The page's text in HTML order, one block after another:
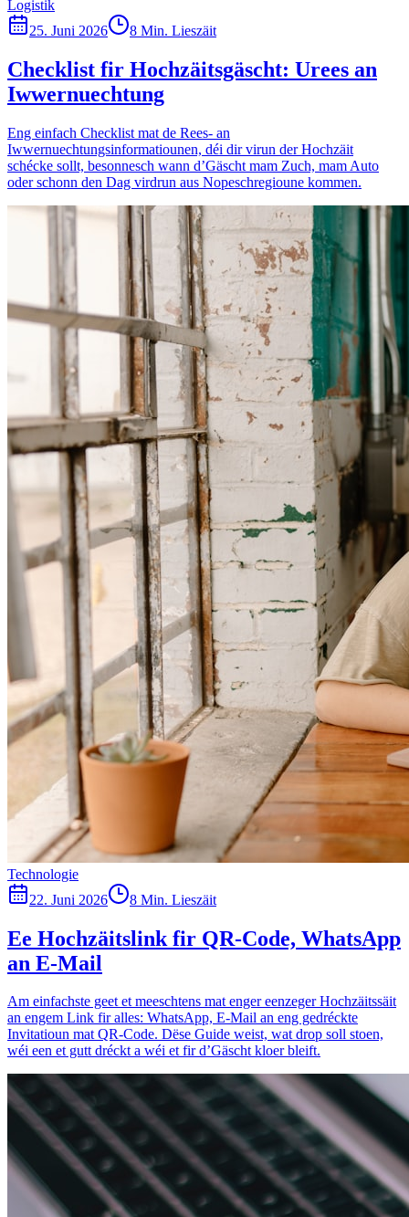
Logistik
25. Juni 2026
8 Min. Lieszäit
Checklist fir Hochzäitsgäscht: Urees an
Iwwernuechtung
Eng einfach Checklist mat de Rees- an
Iwwernuechtungsinformatiounen, déi dir virun der Hochzäit
schécke sollt, besonnesch wann d’Gäscht mam Zuch, mam Auto
oder schonn den Dag virdrun aus Nopeschregioune kommen.
Technologie
22. Juni 2026
8 Min. Lieszäit
Ee Hochzäitslink fir QR-Code, WhatsApp
an E-Mail
Am einfachste geet et meeschtens mat enger eenzeger Hochzäitssäit
an engem Link fir alles: WhatsApp, E-Mail an eng gedréckte
Invitatioun mat QR-Code. Dëse Guide weist, wat drop soll stoen,
wéi een et gutt dréckt a wéi et fir d’Gäscht kloer bleift.